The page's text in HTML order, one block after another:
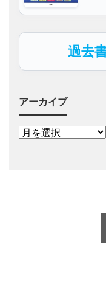
過去
アーカイブ